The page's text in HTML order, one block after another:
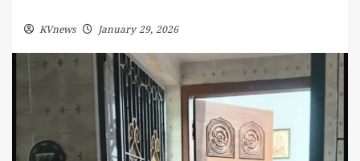
KVnews January 29, 2026